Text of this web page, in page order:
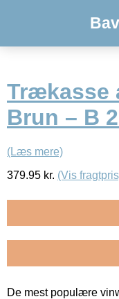
Trækasse
Brun – B
(Læs mere)
379.95 kr. (Vis
De mest populære